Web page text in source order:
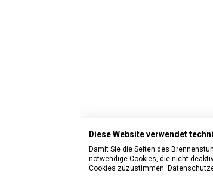
Diese Website verwendet
Damit Sie die Seiten des
notwendige Cookies, die nicht
Cookies zuzustimmen.